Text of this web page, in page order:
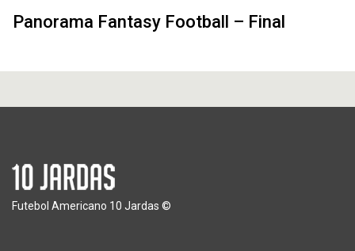
Panorama Fantasy Football – Final
Futebol Americano 10 Jardas ©